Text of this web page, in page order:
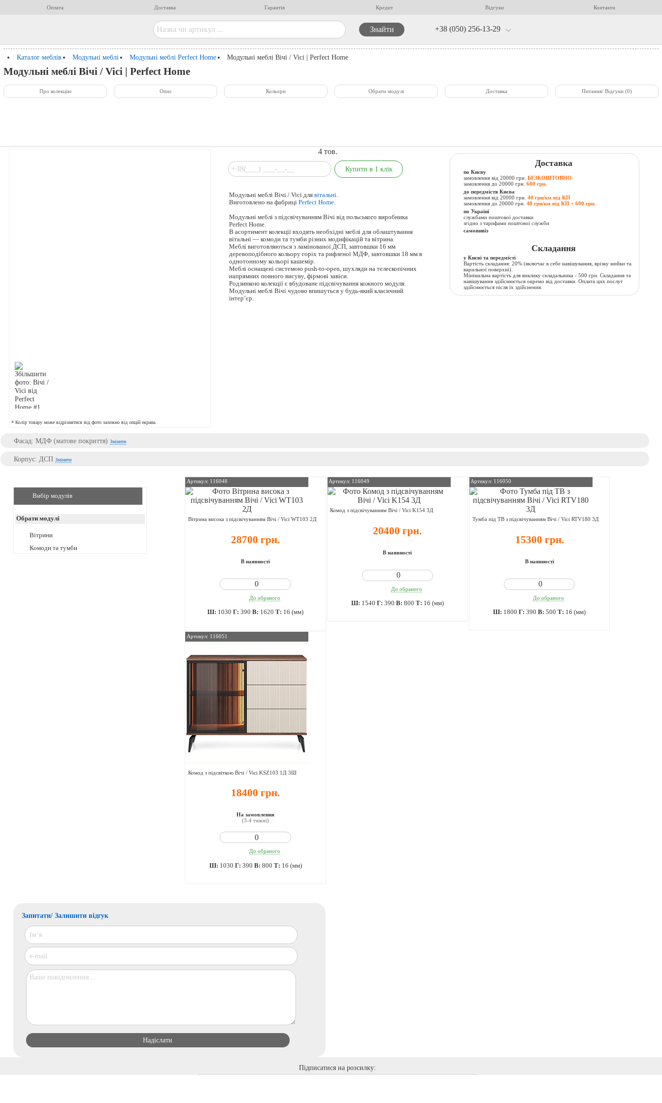
Оплата Доставка Гарантія Кредит Відгуки Контакти
+38 (050) 256-13-29
Каталог меблів Модульні меблі Модульні меблі Perfect Home Модульні меблі Вічі / Vici | Perfect Home
Модульні меблі Вічі / Vici | Perfect Home
Про колекцію Опис Кольори Обрати модулі Доставка Питання/ Відгуки (0)
* Колір товару може відрізнятися від фото залежно від опцій екрана.
4 тов.
Модульні меблі Вічі / Vici длявітальні.
Виготовлено на фабриціPerfect Home.
Модульні меблі з підсвічуванням Вічі від польського виробника
Perfect Home.
В асортимент колекції входять необхідні меблі для облаштування
вітальні — комоди та тумби різних модифікацій та вітрина.
Меблі виготовляються з ламінованої ДСП, завтовшки 16 мм
деревоподібного кольору горіх та рифленої МДФ, завтовшки 18 мм в
однотонному кольорі кашемір.
Меблі оснащені системою push-to-open, шухляди на телескопічних
напрямних повного висуву, фірмові завіси.
Родзинкою колекції є вбудоване підсвічування кожного модуля.
Модульні меблі Вічі чудово впишуться у будь-який класичний
інтер’єр.
Доставка
по Києву
замовлення від 20000 грн. БЕЗКОШТОВНО
замовлення до 20000 грн. 600 грн.
до передмістя Києва
замовлення від 20000 грн. 40 грн/км від КП
замовлення до 20000 грн. 40 грн/км від КП + 600 грн.
по Україні
службами поштової доставки
згідно з тарифами поштової служби
самовивіз
Складання
у Києві та передмісті
Вартість складання: 20% (включає в себе навішування, врізку мийки та
варильної поверхні).
Мінімальна вартість для виклику складальника - 500 грн. Складання та
навішування здійснюється окремо від доставки. Оплата цих послуг
здійснюється після їх здійснення.
Фасад: МДФ (матове покриття) Змінити
Корпус: ДСП Змінити
Вибір модулів
Обрати модулі
Вітрини
Комоди та тумби
Артикул: 116048
Вітрина висока з підсвічуванням Вічі / Vici WT103 2Д
28700 грн.
В наявності
До обраного
Ш: 1030 Г:390 В: 1620 Т: 16 (мм)
Артикул: 116049
Комод з підсвічуванням Вічі / Vici K154 3Д
20400 грн.
В наявності
До обраного
Ш: 1540 Г: 390 В: 800 Т: 16 (мм)
Артикул: 116050
Тумба під ТВ з підсвічуванням Вічі / Vici RTV180 3Д
15300 грн.
В наявності
До обраного
Ш: 1800 Г:390 В:500 Т: 16 (мм)
Артикул: 116051
Комод з підсвіткою Вічі / Vici KSZ103 1Д 3Ш
18400 грн.
На замовлення
(3-4 тижні)
До обраного
Ш: 1030 Г: 390 В: 800 Т: 16 (мм)
Запитати/ Залишити відгук
Підписатися на розсилку: